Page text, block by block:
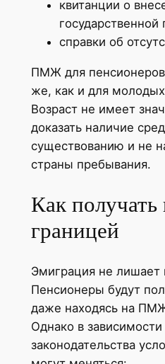
квитанции о
справки об
ПМЖ для
же, как и для
Возраст не имеет
доказать наличие
существованию и не
страны пребывания.
Как
границей
Эмиграция не лишает
Пенсионеры будут
даже находясь на
Однако в зависимости
законодательства